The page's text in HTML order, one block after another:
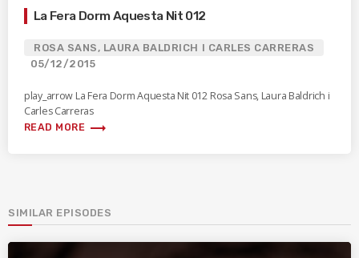
La Fera Dorm Aquesta Nit 012
ROSA SANS, LAURA BALDRICH I CARLES CARRERAS
05/12/2015
play_arrow La Fera Dorm Aquesta Nit 012 Rosa Sans, Laura Baldrich i
Carles Carreras
READ MORE trending_flat
SIMILAR EPISODES